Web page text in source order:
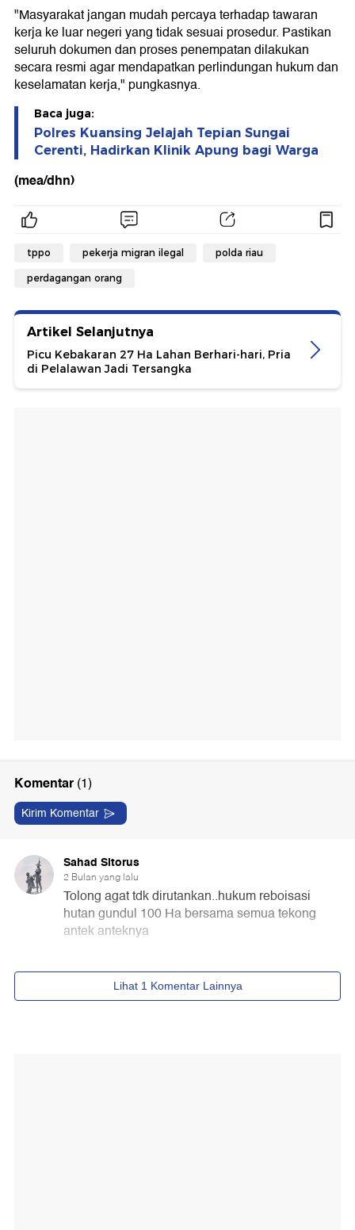
"Masyarakat jangan mudah percaya terhadap tawaran
kerja ke luar negeri yang tidak sesuai prosedur. Pastikan
seluruh dokumen dan proses penempatan dilakukan
secara resmi agar mendapatkan perlindungan hukum dan
keselamatan kerja," pungkasnya.
Baca juga:
Polres Kuansing Jelajah Tepian Sungai
Cerenti, Hadirkan Klinik Apung bagi Warga
(mea/dhn)
tppo pekerja migran ilegal polda riau
perdagangan orang
Artikel Selanjutnya
Picu Kebakaran 27 Ha Lahan Berhari-hari, Pria
di Pelalawan Jadi Tersangka